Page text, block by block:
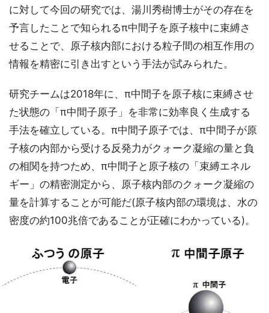
に対して今回の研究では、湯川秀樹博士がその存在を
予言したことで知られるπ中間子を原子核中に束縛さ
せることで、原子核内部における粒子間の相互作用の
情報を精密に引き出すという手法が試みられた。
研究チームは2018年に、π中間子を原子核に束縛させ
た状態の「π中間子原子」を非常に効率良く生成する
手法を確立している。π中間子原子では、π中間子が原
子核の内部から受ける反発力がクォーク凝縮の量と負
の相関を持つため、π中間子と原子核の「束縛エネル
ギー」の精密測定から、原子核内部のクォーク凝縮の
量を計算することが可能だ(原子核内部の環境は、水の
密度の約100兆倍であることが正確にわかっている)。